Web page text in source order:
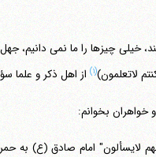
خیلی چیزها را ما نمی دانیم،
(۱) از اهل ذکر و علما
خواهران بخوانم:
لایسألون" امام صادق (ع) به